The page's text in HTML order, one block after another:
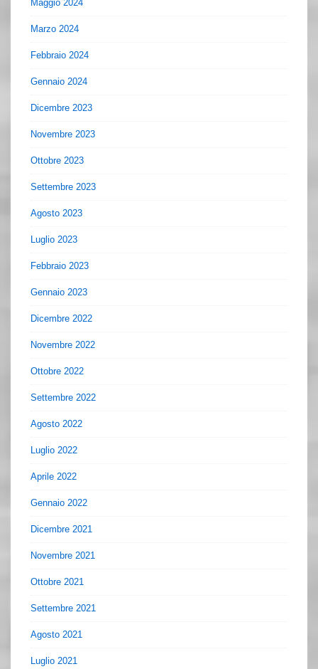
Maggio 2024
Marzo 2024
Febbraio 2024
Gennaio 2024
Dicembre 2023
Novembre 2023
Ottobre 2023
Settembre 2023
Agosto 2023
Luglio 2023
Febbraio 2023
Gennaio 2023
Dicembre 2022
Novembre 2022
Ottobre 2022
Settembre 2022
Agosto 2022
Luglio 2022
Aprile 2022
Gennaio 2022
Dicembre 2021
Novembre 2021
Ottobre 2021
Settembre 2021
Agosto 2021
Luglio 2021